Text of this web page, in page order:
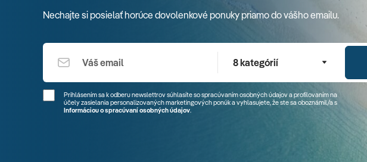
Nechajte si posielať horúce dovolenkové ponuky priamo do vášho emailu.
8 kategórií
Prihlásením sa k odberu newslettrov súhlasíte so spracúvaním osobných údajov a profilovaním na
účely zasielania personalizovaných marketingových ponúk a vyhlasujete, že ste saoboznámil/as
Informáciou o spracúvaní osobných údajov.